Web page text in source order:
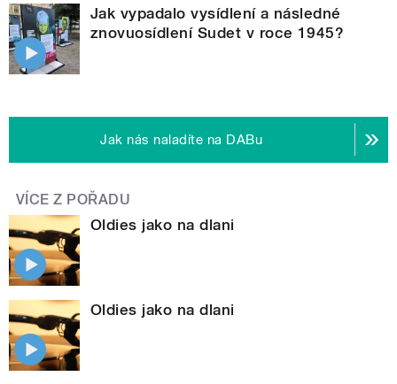
Jak vypadalo vysídlení a následné
znovuosídlení Sudet v roce 1945?
Jak nás naladíte na DABu
VÍCE Z POŘADU
Oldies jako na dlani
Oldies jako na dlani